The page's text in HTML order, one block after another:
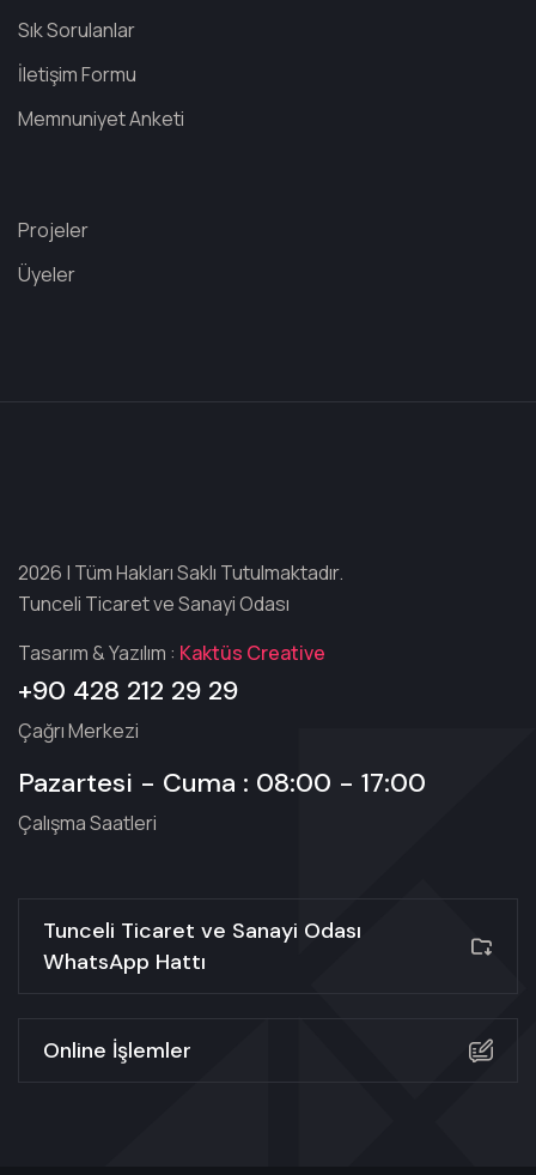
Sık Sorulanlar
İletişim Formu
Memnuniyet Anketi
Projeler
Üyeler
2026 | Tüm Hakları Saklı Tutulmaktadır.
Tunceli Ticaret ve Sanayi Odası
Tasarım & Yazılım : Kaktüs Creative
+90 428 212 29 29
Çağrı Merkezi
Pazartesi - Cuma : 08:00 - 17:00
Çalışma Saatleri
Tunceli Ticaret ve Sanayi Odası
WhatsApp Hattı
Online İşlemler